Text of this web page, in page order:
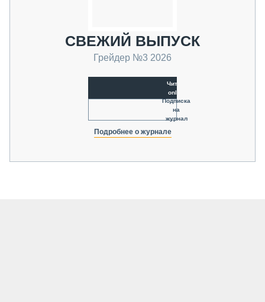
СВЕЖИЙ ВЫПУСК
Грейдер №3 2026
Читать
online
Подписка
на
журнал
Подробнее о журнале